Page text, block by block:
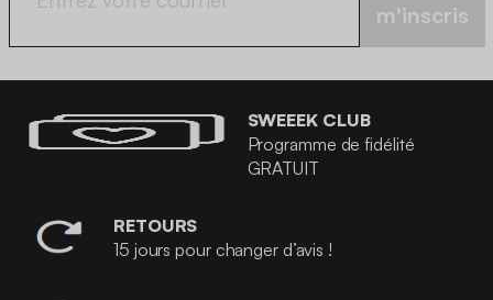
m'inscris
SWEEEK CLUB
Programme de fidélité
GRATUIT
RETOURS
15 jours pour changer d’avis !